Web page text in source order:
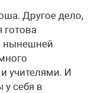
Другое дело,
готова
нынешней
учителями. И
себя в